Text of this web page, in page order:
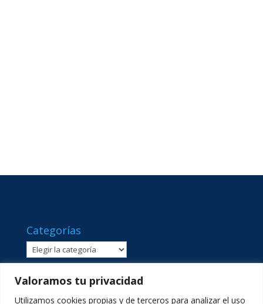
Valoramos tu privacidad
Utilizamos cookies propias y de terceros para analizar el uso
Categorías
Categorías